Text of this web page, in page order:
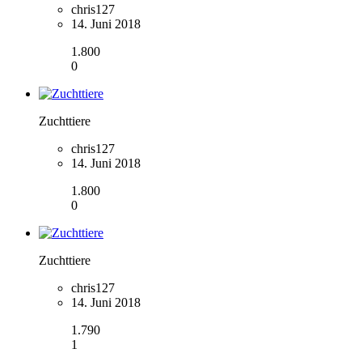
chris127
14. Juni 2018
1.800
0
Zuchttiere
chris127
14. Juni 2018
1.800
0
Zuchttiere
chris127
14. Juni 2018
1.790
1